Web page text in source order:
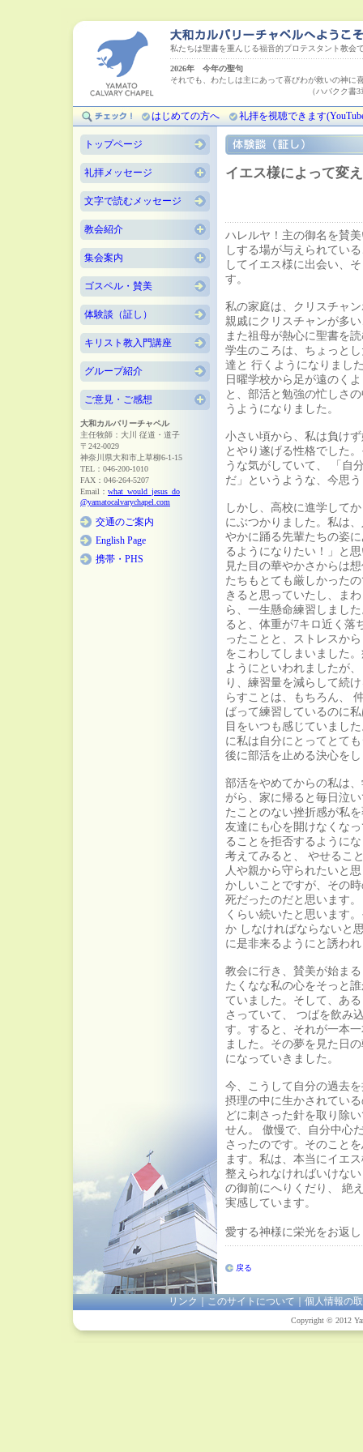
私たちは聖書を重んじる福音的プロテスタント教会
2026年 今年の聖句
それでも、わたしは主にあって喜びわが救いの神に
（ハバクク書3章18
はじめての方へ 礼拝を視聴できます
トップページ
礼拝メッセージ
文字で読むメッセージ
教会紹介
集会案内
ゴスペル・賛美
体験談（証し）
キリスト教入門講座
グループ紹介
ご意見・ご感想
大和カルバリーチャペル
主任牧師：大川 従道・道子
〒242-0029
神奈川県大和市上草柳6-1-15
TEL：046-200-1010
FAX：046-264-5207
Email： what_would_jesus_do
@yamatocalvarychapel.com
交通のご案内
English Page
携帯・PHS
イエス様によって変
ハレルヤ！主の御名を賛
しする場が与えられてい
してイエス様に出会い、
す。
私の家庭は、クリスチャ
親戚にクリスチャンが多
また祖母が熱心に聖書を
学生のころは、ちょっと
達と 行くようになりまし
日曜学校から足が遠のく
と、部活と勉強の忙しさ
うようになりました。
小さい頃から、私は負け
とやり遂げる性格でした
うな気がしていて、 「自
だ」というような、今思
しかし、高校に進学して
にぶつかりました。私は
やかに踊る先輩たちの姿
るようになりたい！」と
見た目の華やかさからは
たちもとても厳しかった
きると思っていたし、ま
ら、一生懸命練習しまし
ると、体重が7キロ近く落
ったことと、ストレスか
をこわしてしまいました
ようにといわれましたが
り、練習量を減らして続
らすことは、もちろん、
ばって練習しているのに
目をいつも感じていまし
に私は自分にとってとて
後に部活を止める決心を
部活をやめてからの私は
がら、家に帰ると毎日泣
たことのない挫折感が私
友達にも心を開けなくな
ることを拒否するように
考えてみると、 やせるこ
人や親から守られたいと
かしいことですが、その
死だったのだと思います
くらい続いたと思います
か しなければならないと
に是非来るようにと誘わ
教会に行き、賛美が始ま
たくなな私の心をそっと
ていました。そして、あ
さっていて、 つばを飲み
す。すると、それが一本
ました。その夢を見た日
になっていきました。
今、こうして自分の過去
摂理の中に生かされてい
どに刺さった針を取り除
せん。 傲慢で、自分中心
さったのです。そのこと
ます。私は、本当にイエ
整えられなければいけな
の御前にへりくだり、 絶
実感しています。
愛する神様に栄光をお返
戻る
リンク｜このサイトについて｜個人情報の
Copyright © 2012